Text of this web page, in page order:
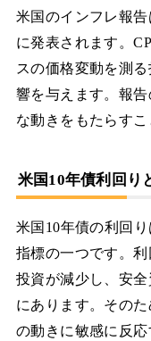
米国のインフレ報
に発表されます。
スの価格変動を測
響を与えます。報
な動きをもたらすこ
米国10年債利回り
米国10年債の利回
指標の一つです。
投資が減少し、安
にあります。その
の動きに敏感に反応